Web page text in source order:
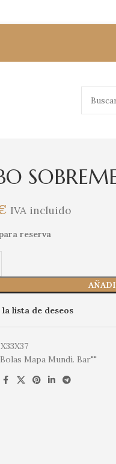
IVA incluido
reserva
la lista de deseos
Bolas Mapa Mundi. Bar""